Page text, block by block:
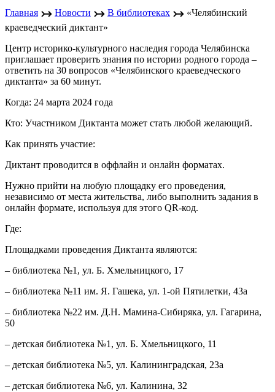
Главная ↣ Новости ↣ В библиотеках ↣ «Челябинский
краеведческий диктант»
Центр историко-культурного наследия города Челябинска
приглашает проверить знания по истории родного города –
ответить на 30 вопросов «Челябинского краеведческого
диктанта» за 60 минут.
Когда: 24 марта 2024 года
Кто: Участником Диктанта может стать любой желающий.
Как принять участие:
Диктант проводится в оффлайн и онлайн форматах.
Нужно прийти на любую площадку его проведения,
независимо от места жительства, либо выполнить задания в
онлайн формате, используя для этого QR-код.
Где:
Площадками проведения Диктанта являются:
– библиотека №1, ул. Б. Хмельницкого, 17
– библиотека №11 им. Я. Гашека, ул. 1-ой Пятилетки, 43а
– библиотека №22 им. Д.Н. Мамина-Сибиряка, ул. Гагарина,
50
– детская библиотека №1, ул. Б. Хмельницкого, 11
– детская библиотека №5, ул. Калининградская, 23а
– детская библиотека №6, ул. Калинина, 32